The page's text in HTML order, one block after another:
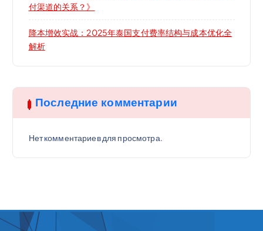
付渠道的关系？》
降本增效实战：2025年泰国支付费率结构与成本优化全
解析
Последние комментарии
Нет комментариев для просмотра.